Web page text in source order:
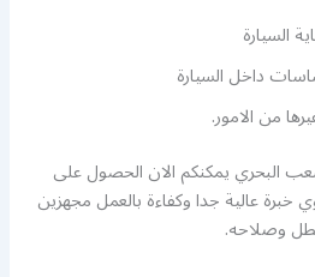
السيارة
داخل السيارة
من الامور.
البحري يمكنكم الان الحصول على
عالية جدا وكفاءة بالعمل مجهزين
وصلاحه.